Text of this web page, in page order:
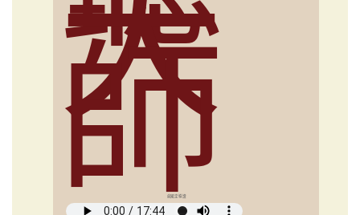
大
師
俞國定導讀